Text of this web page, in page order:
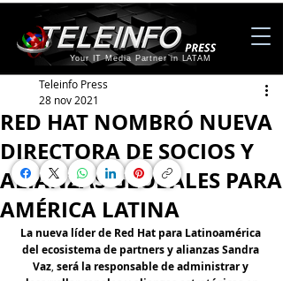
Your IT Media Partner in LATAM
RED HAT NOMBRÓ NUEVA
DIRECTORA DE SOCIOS Y
ALIANZAS GLOBALES PARA
AMÉRICA LATINA
Teleinfo Press
28 nov 2021
La nueva líder de Red Hat para Latinoamérica
del ecosistema de partners y alianzas Sandra
Vaz, será la responsable de administrar y